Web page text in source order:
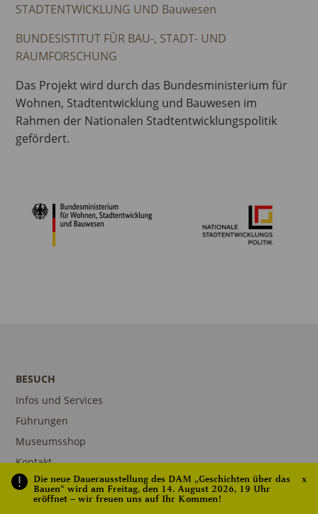
STADTENTWICKLUNG UND Bauwesen
BUNDESISTITUT FÜR BAU-, STADT- UND
RAUMFORSCHUNG
Das Projekt wird durch das Bundesministerium für
Wohnen, Stadtentwicklung und Bauwesen im
Rahmen der Nationalen Stadtentwicklungspolitik
gefördert.
BESUCH
Infos und Services
Führungen
Museumsshop
Kontakt
Die neue Dauerausstellung des DAM „Geschichten über das
Bauen“ wird am Freitag, den 14. August 2026, 19 Uhr
eröffnet – wir freuen uns auf Ihr Kommen!
x